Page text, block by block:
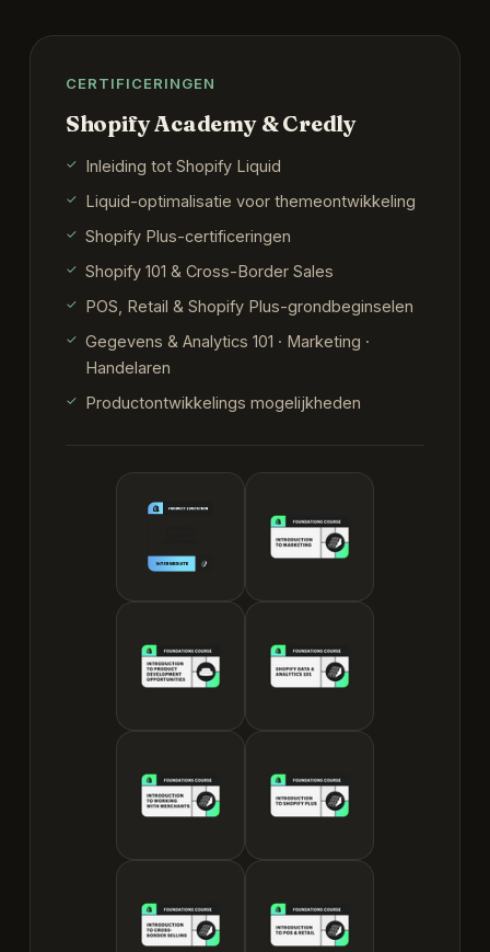
CERTIFICERINGEN
Shopify Academy & Credly
Inleiding tot Shopify Liquid
Liquid-optimalisatie voor themeontwikkeling
Shopify Plus-certificeringen
Shopify 101 & Cross-Border Sales
POS, Retail & Shopify Plus-grondbeginselen
Gegevens & Analytics 101 · Marketing ·
Handelaren
Productontwikkelings mogelijkheden